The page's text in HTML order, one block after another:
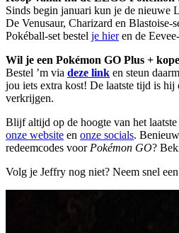
Sinds begin januari kun je de nieuwe
De Venusaur, Charizard en Blastoise-
Pokéball-set bestel je hieren de
Wil je een Pokémon GO Plus +
Bestel ’m via deze link en steun
jou iets extra kost! De laatste tijd is hij
verkrijgen.
Blijf altijd op de hoogte van het laatste
onze website en onze socials.
redeemcodes voor Pokémon GO?
Volg je Jeffry nog niet? Neem snel